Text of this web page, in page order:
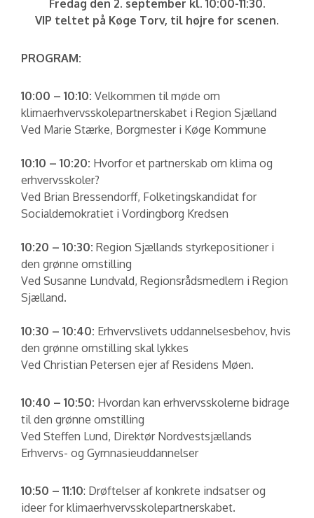
Fredag den 2. september kl. 10:00-11:30.
VIP teltet på Køge Torv, til højre for scenen.
PROGRAM:
10:00 – 10:10: Velkommen til møde om
klimaerhvervsskolepartnerskabet i Region Sjælland
Ved Marie Stærke, Borgmester i Køge Kommune
10:10 – 10:20: Hvorfor et partnerskab om klima og
erhvervsskoler?
Ved Brian Bressendorff, Folketingskandidat for
Socialdemokratiet i Vordingborg Kredsen
10:20 – 10:30: Region Sjællands styrkepositioner i
den grønne omstilling
Ved Susanne Lundvald, Regionsrådsmedlem i Region
Sjælland.
10:30 – 10:40: Erhvervslivets uddannelsesbehov, hvis
den grønne omstilling skal lykkes
Ved Christian Petersen ejer af Residens Møen.
10:40 – 10:50: Hvordan kan erhvervsskolerne bidrage
til den grønne omstilling
Ved Steffen Lund, Direktør Nordvestsjællands
Erhvervs- og Gymnasieuddannelser
10:50 – 11:10: Drøftelser af konkrete indsatser og
ideer for klimaerhvervsskolepartnerskabet.